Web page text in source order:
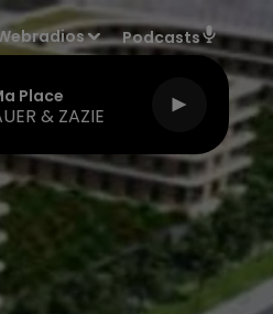
Podcasts
Place
& ZAZIE